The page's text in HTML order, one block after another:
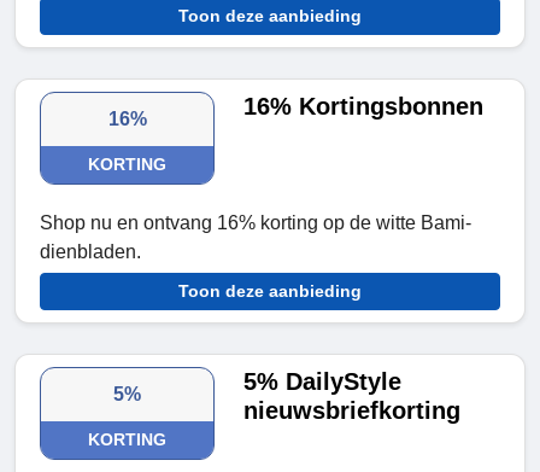
Toon deze aanbieding
16%
KORTING
16% Kortingsbonnen
Shop nu en ontvang 16% korting op de witte Bami-
dienbladen.
Toon deze aanbieding
5%
KORTING
5% DailyStyle
nieuwsbriefkorting